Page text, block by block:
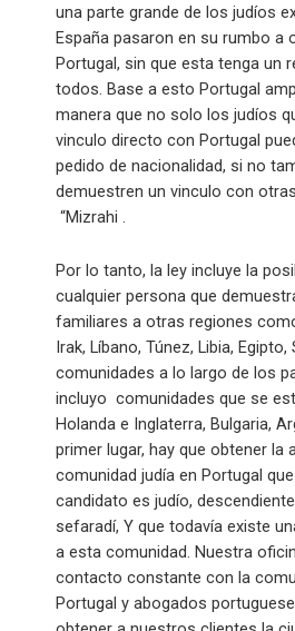
una parte grande de los judíos
España pasaron en su rumbo a
Portugal, sin que esta tenga un
todos. Base a esto Portugal
manera que no solo los judíos
vinculo directo con Portugal
pedido de nacionalidad, si no
demuestren un vinculo con
“Mizrahi .
Por lo tanto, la ley incluye la
cualquier persona que
familiares a otras regiones
Irak, Líbano, Túnez, Libia,
comunidades a lo largo de los
incluyo comunidades que se
Holanda e Inglaterra, Bulgaria,
primer lugar, hay que obtener la
comunidad judía en Portugal
candidato es judío,
sefaradí, Y que todavía existe
a esta comunidad. Nuestra
contacto constante con la
Portugal y abogados